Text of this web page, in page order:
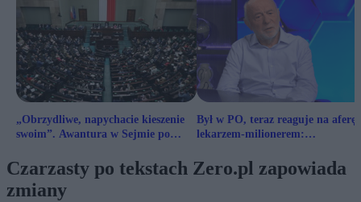
„Obrzydliwe, napychacie kieszenie
swoim”. Awantura w Sejmie po
Był w PO, teraz reaguje na aferę
lekarzem-milionerem:
Czarzasty po tekstach Zero.pl zapowiada
zmiany